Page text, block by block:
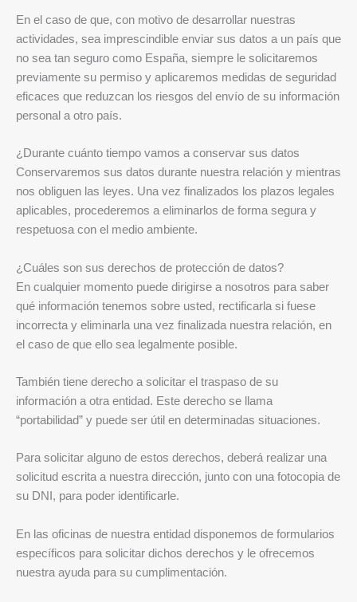
En el caso de que, con motivo de desarrollar nuestras
actividades, sea imprescindible enviar sus datos a un país que
no sea tan seguro como España, siempre le solicitaremos
previamente su permiso y aplicaremos medidas de seguridad
eficaces que reduzcan los riesgos del envío de su información
personal a otro país.
¿Durante cuánto tiempo vamos a conservar sus datos
Conservaremos sus datos durante nuestra relación y mientras
nos obliguen las leyes. Una vez finalizados los plazos legales
aplicables, procederemos a eliminarlos de forma segura y
respetuosa con el medio ambiente.
¿Cuáles son sus derechos de protección de datos?
En cualquier momento puede dirigirse a nosotros para saber
qué información tenemos sobre usted, rectificarla si fuese
incorrecta y eliminarla una vez finalizada nuestra relación, en
el caso de que ello sea legalmente posible.
También tiene derecho a solicitar el traspaso de su
información a otra entidad. Este derecho se llama
“portabilidad” y puede ser útil en determinadas situaciones.
Para solicitar alguno de estos derechos, deberá realizar una
solicitud escrita a nuestra dirección, junto con una fotocopia de
su DNI, para poder identificarle.
En las oficinas de nuestra entidad disponemos de formularios
específicos para solicitar dichos derechos y le ofrecemos
nuestra ayuda para su cumplimentación.